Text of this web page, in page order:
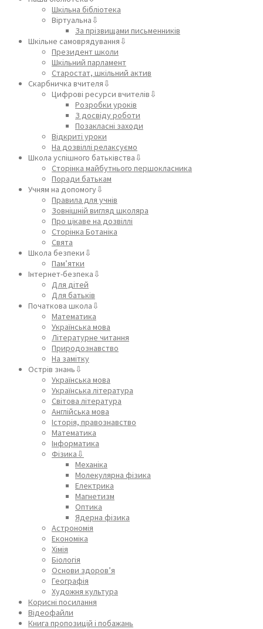
Шкільна бібліотека
Віртуальна⇩
За прізвищами письменників
Шкільне самоврядування⇩
Президент школи
Шкільний парламент
Старостат, шкільний актив
Скарбничка вчителя⇩
Цифрові ресурси вчителів⇩
Розробки уроків
З досвіду роботи
Позакласні заходи
Відкриті уроки
На дозвіллі релаксуємо
Школа успішного батьківства⇩
Сторінка майбутнього першокласника
Поради батькам
Учням на допомогу⇩
Правила для учнів
Зовнішній вигляд школяра
Про цікаве на дозвіллі
Сторінка Ботаніка
Свята
Школа безпеки⇩
Пам’ятки
Інтернет-безпека⇩
Для дітей
Для батьків
Початкова школа⇩
Математика
Українська мова
Літературне читання
Природознавство
На замітку
Острів знань⇩
Українська мова
Українська література
Світова література
Англійська мова
Історія, правознавство
Математика
Інформатика
Фізика⇩
Механіка
Молекулярна фізика
Електрика
Магнетизм
Оптика
Ядерна фізика
Астрономія
Економіка
Хімія
Біологія
Основи здоров’я
Географія
Художня культура
Корисні посилання
Відеофайли
Книга пропозицій і побажань